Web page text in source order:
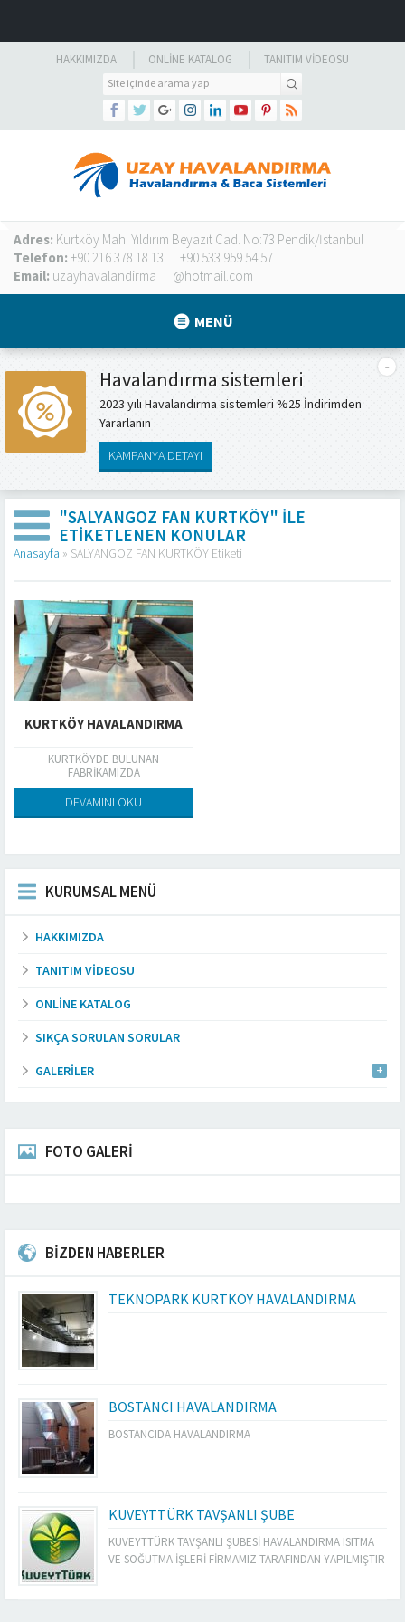
HAKKIMIZDA ONLINE KATALOG TANITIM VIDEOSU
Adres: Kurtköy Mah. Yıldırım Beyazıt Cad. No:73 Pendik/İstanbul
Telefon: +90 216 378 18 13
+90 533 959 54 57
Email: uzayhavalandirma @hotmail.com
MENÜ
Havalandırma sistemleri
2023 yılı Havalandırma sistemleri %25 İndirimden
Yararlanın
KAMPANYA DETAYI
"SALYANGOZ FAN KURTKÖY" ILE
ETIKETLENEN KONULAR
Anasayfa » SALYANGOZ FAN KURTKÖY Etiketi
KURTKÖY HAVALANDIRMA
KURTKÖYDE BULUNAN
FABRİKAMIZDA
HAVALANDIRMA,ISITMA,SOĞUTMA VE
MAKİNE İMALATI YAPMAKTAYIZ.
DEVAMINI OKU
KURUMSAL MENÜ
HAKKIMIZDA
TANITIM VIDEOSU
ONLINE KATALOG
SIKÇA SORULAN SORULAR
GALERILER
FOTO GALERİ
BİZDEN HABERLER
TEKNOPARK KURTKÖY HAVALANDIRMA
BOSTANCI HAVALANDIRMA
BOSTANCIDA HAVALANDIRMA
KUVEYTTÜRK TAVŞANLI ŞUBE
KUVEYTTÜRK TAVŞANLI ŞUBESİ HAVALANDIRMA ISITMA
VE SOĞUTMA İŞLERİ FİRMAMIZ TARAFINDAN YAPILMIŞTIR